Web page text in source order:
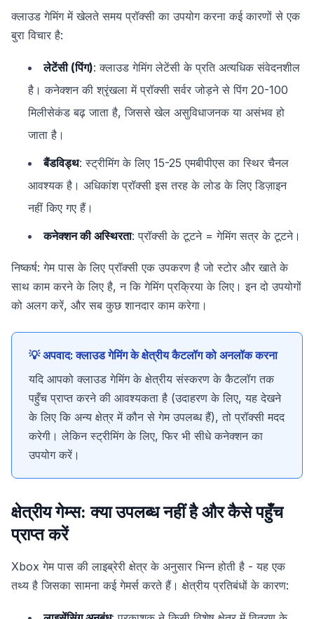
क्लाउड गेमिंग में खेलते समय प्रॉक्सी का उपयोग करना कई कारणों से एक
बुरा विचार है:
लेटेंसी (पिंग): क्लाउड गेमिंग लेटेंसी के प्रति अत्यधिक संवेदनशील
है। कनेक्शन की श्रृंखला में प्रॉक्सी सर्वर जोड़ने से पिंग 20-100
मिलीसेकंड बढ़ जाता है, जिससे खेल असुविधाजनक या असंभव हो
जाता है।
बैंडविड्थ: स्ट्रीमिंग के लिए 15-25 एमबीपीएस का स्थिर चैनल
आवश्यक है। अधिकांश प्रॉक्सी इस तरह के लोड के लिए डिज़ाइन
नहीं किए गए हैं।
कनेक्शन की अस्थिरता: प्रॉक्सी के टूटने = गेमिंग सत्र के टूटने।
निष्कर्ष: गेम पास के लिए प्रॉक्सी एक उपकरण है जो स्टोर और खाते के
साथ काम करने के लिए है, न कि गेमिंग प्रक्रिया के लिए। इन दो उपयोगों
को अलग करें, और सब कुछ शानदार काम करेगा।
💡 अपवाद: क्लाउड गेमिंग के क्षेत्रीय कैटलॉग को अनलॉक करना
यदि आपको क्लाउड गेमिंग के क्षेत्रीय संस्करण के कैटलॉग तक
पहुँच प्राप्त करने की आवश्यकता है (उदाहरण के लिए, यह देखने
के लिए कि अन्य क्षेत्र में कौन से गेम उपलब्ध हैं), तो प्रॉक्सी मदद
करेगी। लेकिन स्ट्रीमिंग के लिए, फिर भी सीधे कनेक्शन का
उपयोग करें।
क्षेत्रीय गेम्स: क्या उपलब्ध नहीं है और कैसे पहुँच
प्राप्त करें
Xbox गेम पास की लाइब्रेरी क्षेत्र के अनुसार भिन्न होती है - यह एक
तथ्य है जिसका सामना कई गेमर्स करते हैं। क्षेत्रीय प्रतिबंधों के कारण: